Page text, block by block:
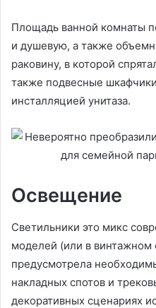
Площадь ванной комнаты
и душевую, а также
раковину, в которой
также подвесные
инсталляцией унитаза.
Освещение
Светильники это микс
моделей (или в винтажном
предусмотрела
накладных спотов и
декоративных сценариях